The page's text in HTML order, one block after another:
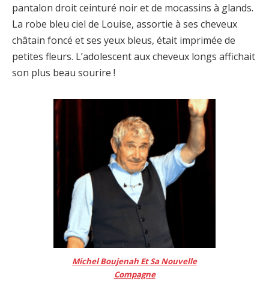
pantalon droit ceinturé noir et de mocassins à glands.
La robe bleu ciel de Louise, assortie à ses cheveux
châtain foncé et ses yeux bleus, était imprimée de
petites fleurs. L’adolescent aux cheveux longs affichait
son plus beau sourire !
Michel Boujenah Et Sa Nouvelle
Compagne